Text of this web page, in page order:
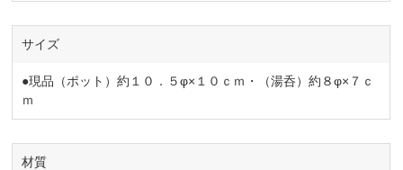
サイズ
●現品（ポット）約１０．５φ×１０ｃｍ・（湯呑）約８φ×７ｃ
ｍ
材質